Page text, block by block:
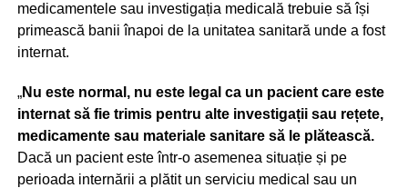
medicamentele sau investigația medicală trebuie să își
primească banii înapoi de la unitatea sanitară unde a fost
internat.
„Nu este normal, nu este legal ca un pacient care este
internat să fie trimis pentru alte investigații sau rețete,
medicamente sau materiale sanitare să le plătească.
Dacă un pacient este într-o asemenea situație și pe
perioada internării a plătit un serviciu medical sau un